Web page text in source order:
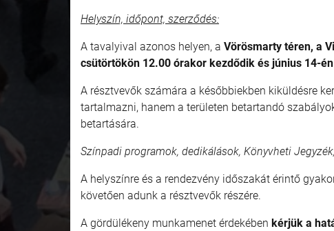
Helyszín, időpont, szerződés:
A tavalyival azonos helyen, a Vörösmarty téren, a
csütörtökön 12.00 órakor kezdődik és június 14-
A résztvevők számára a későbbiekben kiküldésre
tartalmazni, hanem a területen betartandó
betartására.
Színpadi programok, dedikálások, Könyvheti
A helyszínre és a rendezvény időszakát érintő
követően adunk a résztvevők részére.
A gördülékeny munkamenet érdekében kérjük a